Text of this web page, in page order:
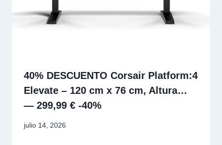
40% DESCUENTO Corsair Platform:4
Elevate – 120 cm x 76 cm, Altura…
— 299,99 € -40%
julio 14, 2026